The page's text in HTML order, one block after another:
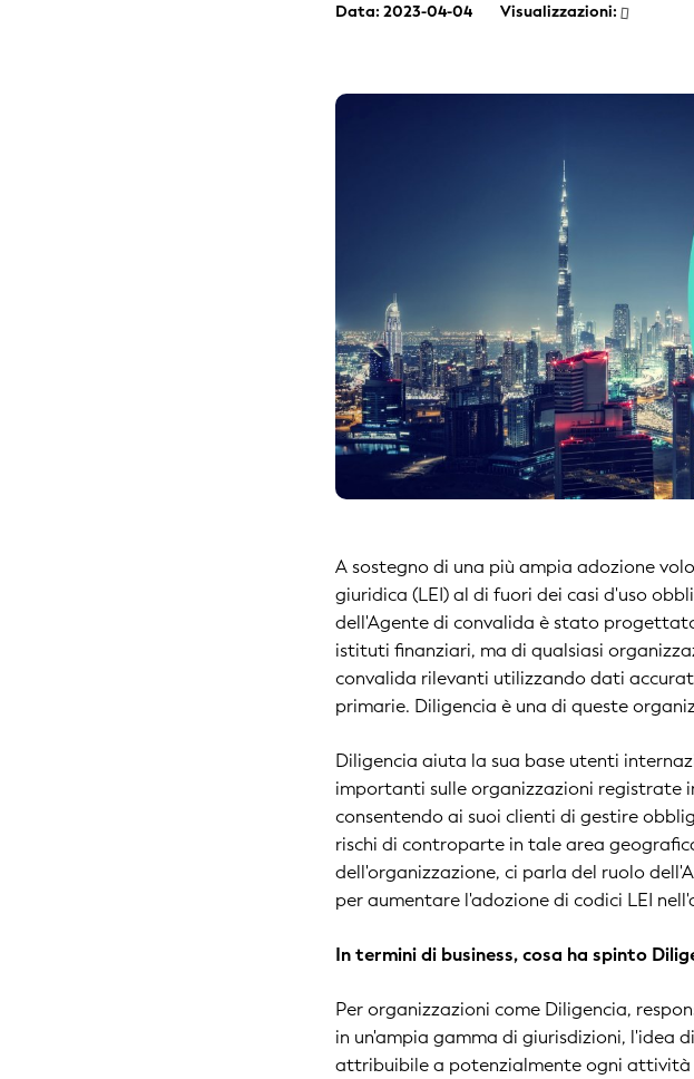
Data: 2023-04-04
Visualizzazioni:
A sostegno di una più ampia adozione
giuridica (LEI) al di fuori dei casi d'uso
dell'Agente di convalida è stato
istituti finanziari, ma di qualsiasi
convalida rilevanti utilizzando dati
primarie. Diligencia è una di queste
Diligencia aiuta la sua base utenti
importanti sulle organizzazioni registrate
consentendo ai suoi clienti di gestire
rischi di controparte in tale area
dell'organizzazione, ci parla del ruolo
per aumentare l'adozione di codici LEI
In termini di business, cosa ha spinto
Per organizzazioni come Diligencia,
in un'ampia gamma di giurisdizioni, l'idea
attribuibile a potenzialmente ogni